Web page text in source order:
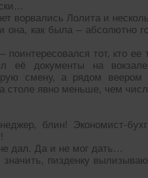
ворвались Лолита и
она, как была – абсолютно
тот, кто
её документы на
смену, а рядом
столе явно меньше, чем
блин! Экономист-
дал. Да и не мог дать…
пизденку